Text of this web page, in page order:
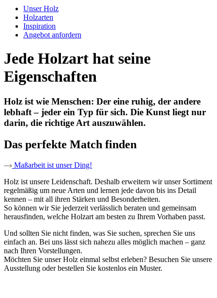
Unser Holz
Holzarten
Inspiration
Angebot anfordern
Jede Holzart hat seine
Eigenschaften
Holz ist wie Menschen: Der eine ruhig, der andere
lebhaft – jeder ein Typ für sich. Die Kunst liegt nur
darin, die richtige Art auszuwählen.
Das perfekte Match finden
Maßarbeit ist unser Ding!
Holz ist unsere Leidenschaft. Deshalb erweitern wir unser Sortiment
regelmäßig um neue Arten und lernen jede davon bis ins Detail
kennen – mit all ihren Stärken und Besonderheiten.
So können wir Sie jederzeit verlässlich beraten und gemeinsam
herausfinden, welche Holzart am besten zu Ihrem Vorhaben passt.
Und sollten Sie nicht finden, was Sie suchen, sprechen Sie uns
einfach an. Bei uns lässt sich nahezu alles möglich machen – ganz
nach Ihren Vorstellungen.
Möchten Sie unser Holz einmal selbst erleben? Besuchen Sie unsere
Ausstellung oder bestellen Sie kostenlos ein Muster.